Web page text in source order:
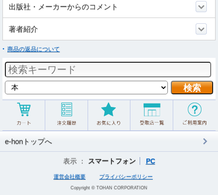
出版社・メーカーからのコメント
著者紹介
商品の返品について
e-honトップへ
表示 ： スマートフォン PC
運営会社概要 プライバシーポリシー
Copyright © TOHAN CORPORATION